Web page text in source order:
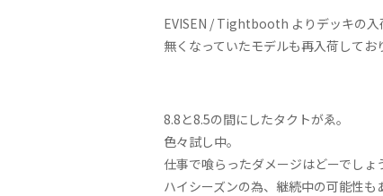
EVISEN / Tightbooth よりデッキの入
無くなっていたモデルも再入荷してお
8.8と8.5の間にしたタクトがゑ。
色々試し中。
仕事で喰らったダメージはどーでしょ
ハイシーズンの為、継続中の可能性も